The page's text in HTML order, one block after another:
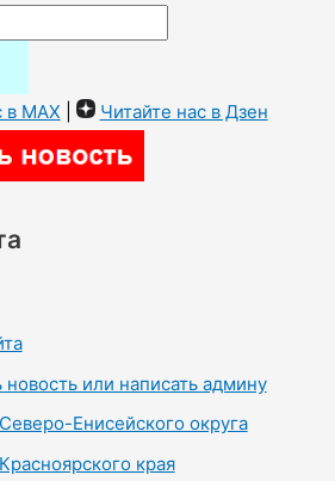
в MAX Читайте нас в Дзен
новость или написать админу
Енисейского округа
края